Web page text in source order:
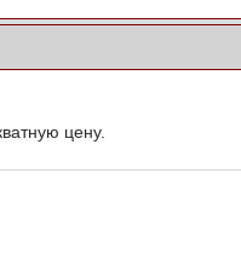
цену.